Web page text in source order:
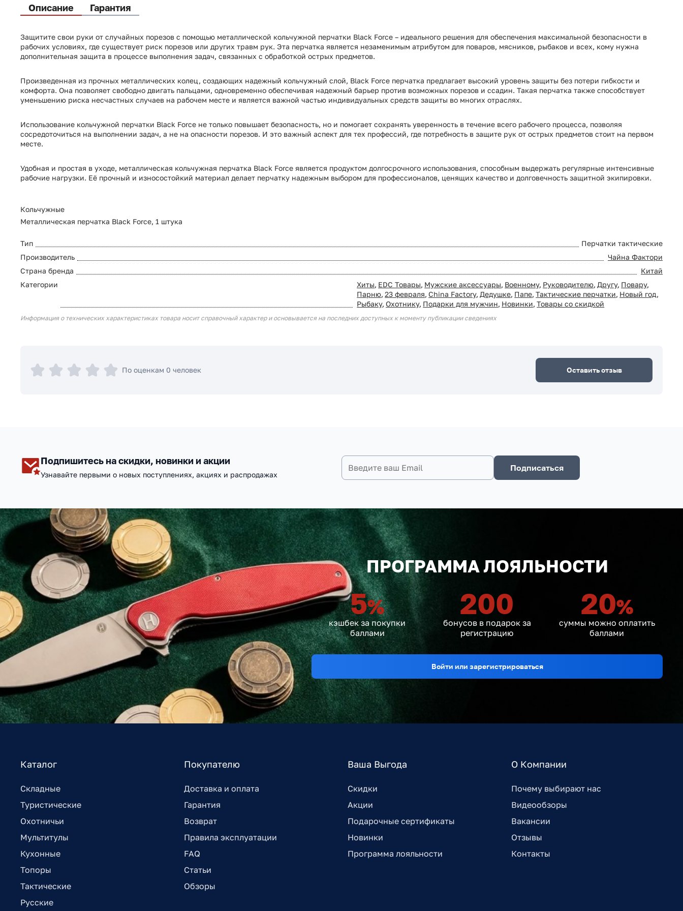
Описание Гарантия
Защитите свои руки от случайных порезов с помощью металлической кольчужной перчатки Black Force – идеального решения для обеспечения максимальной безопасности в
рабочих условиях, где существует риск порезов или других травм рук. Эта перчатка является незаменимым атрибутом для поваров, мясников, рыбаков и всех, кому нужна
дополнительная защита в процессе выполнения задач, связанных с обработкой острых предметов.
Произведенная из прочных металлических колец, создающих надежный кольчужный слой, Black Force перчатка предлагает высокий уровень защиты без потери гибкости и
комфорта. Она позволяет свободно двигать пальцами, одновременно обеспечивая надежный барьер против возможных порезов и ссадин. Такая перчатка также способствует
уменьшению риска несчастных случаев на рабочем месте и является важной частью индивидуальных средств защиты во многих отраслях.
Использование кольчужной перчатки Black Force не только повышает безопасность, но и помогает сохранять уверенность в течение всего рабочего процесса, позволяя
сосредоточиться на выполнении задач, а не на опасности порезов. И это важный аспект для тех профессий, где потребность в защите рук от острых предметов стоит на первом
месте.
Удобная и простая в уходе, металлическая кольчужная перчатка Black Force является продуктом долгосрочного использования, способным выдержать регулярные интенсивные
рабочие нагрузки. Её прочный и износостойкий материал делает перчатку надежным выбором для профессионалов, ценящих качество и долговечность защитной экипировки.
Кольчужные
Металлическая перчатка Black Force, 1 штука
Тип
Перчатки тактические
Производитель
Чайна Фактори
Страна бренда
Китай
Категории
Хиты, EDC Товары, Мужские аксессуары, Военному, Руководителю, Другу, Повару,
Парню, 23 февраля, China Factory, Дедушке, Папе, Тактические перчатки, Новый год,
Рыбаку, Охотнику, Подарки для мужчин, Новинки, Товары со скидкой
Информация о технических характеристиках товара носит справочный характер и основывается на последних доступных к моменту публикации сведениях
По оценкам 0 человек Оставить отзыв
Подпишитесь на скидки, новинки и акции
Узнавайте первыми о новых поступлениях, акциях и распродажах
Подписаться
ПРОГРАММА ЛОЯЛЬНОСТИ
5%
кэшбек за покупки
баллами
200
бонусов в подарок за
регистрацию
20%
суммы можно оплатить
баллами
Войти или зарегистрироваться
Каталог
Складные
Туристические
Охотничьи
Мультитулы
Кухонные
Топоры
Тактические
Русские
Покупателю
Доставка и оплата
Гарантия
Возврат
Правила эксплуатации
FAQ
Статьи
Обзоры
Ваша Выгода
Скидки
Акции
Подарочные сертификаты
Новинки
Программа лояльности
О Компании
Почему выбирают нас
Видеообзоры
Вакансии
Отзывы
Контакты